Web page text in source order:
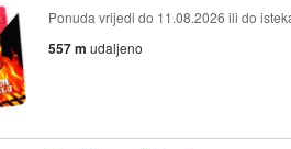
Ponuda vrijedi do 11.08.2026 ili do
557 m udaljeno